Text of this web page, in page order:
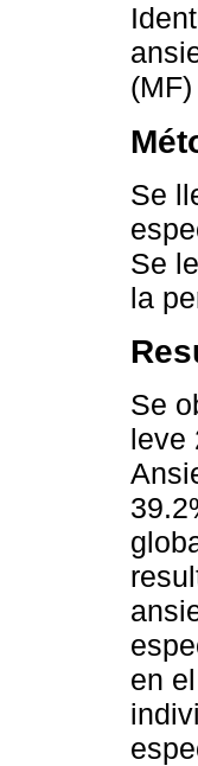
Se
Se
la
Se
leve
en